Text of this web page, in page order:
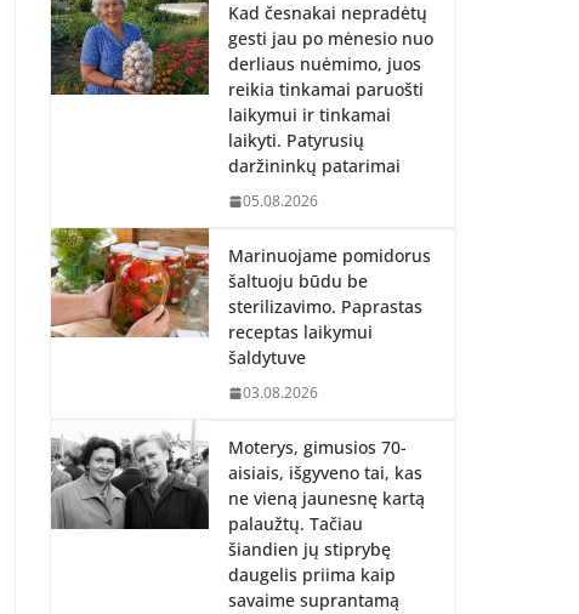
Kad česnakai nepradėtų
gesti jau po mėnesio nuo
derliaus nuėmimo, juos
reikia tinkamai paruošti
laikymui ir tinkamai
laikyti. Patyrusių
daržininkų patarimai
05.08.2026
Marinuojame pomidorus
šaltuoju būdu be
sterilizavimo. Paprastas
receptas laikymui
šaldytuve
03.08.2026
Moterys, gimusios 70-
aisiais, išgyveno tai, kas
ne vieną jaunesnę kartą
palaužtų. Tačiau
šiandien jų stiprybę
daugelis priima kaip
savaime suprantamą